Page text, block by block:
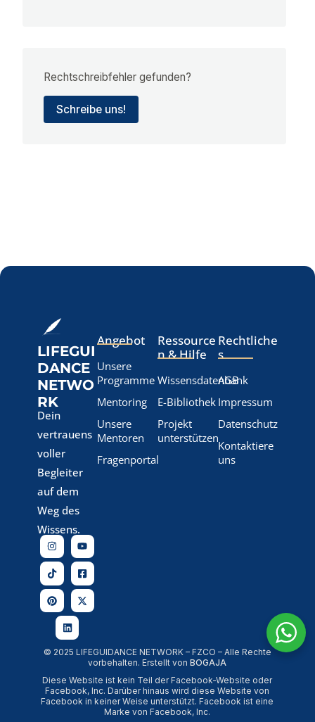
Rechtschreibfehler gefunden?
Schreibe uns!
LIFEGUI
DANCE
NETWO
RK
Dein
vertrauens
voller
Begleiter
auf dem
Weg des
Wissens.
Angebot
Unsere
Programme
Mentoring
Unsere
Mentoren
Fragenportal
Ressource
n & Hilfe
Wissensdatenbank
E-Bibliothek
Projekt
unterstützen
Rechtliche
s
AGB
Impressum
Datenschutz
Kontaktiere
uns
© 2025 LIFEGUIDANCE NETWORK – FZCO – Alle Rechte
vorbehalten. Erstellt vonBOGAJA
Diese Website ist kein Teil der Facebook-Website oder
Facebook, Inc. Darüber hinaus wird diese Website von
Facebook in keiner Weise unterstützt. Facebook ist eine
Marke von Facebook, Inc.